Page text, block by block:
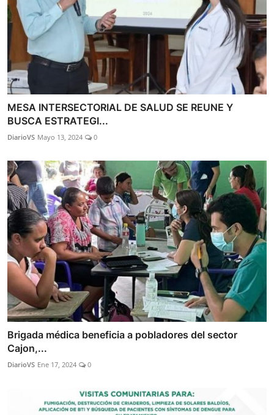
MESA INTERSECTORIAL DE SALUD SE REUNE Y
BUSCA ESTRATEGI...
DiarioVS Mayo 13, 2024 0
Brigada médica beneficia a pobladores del sector
Cajon,...
DiarioVS Ene 17, 2024 0